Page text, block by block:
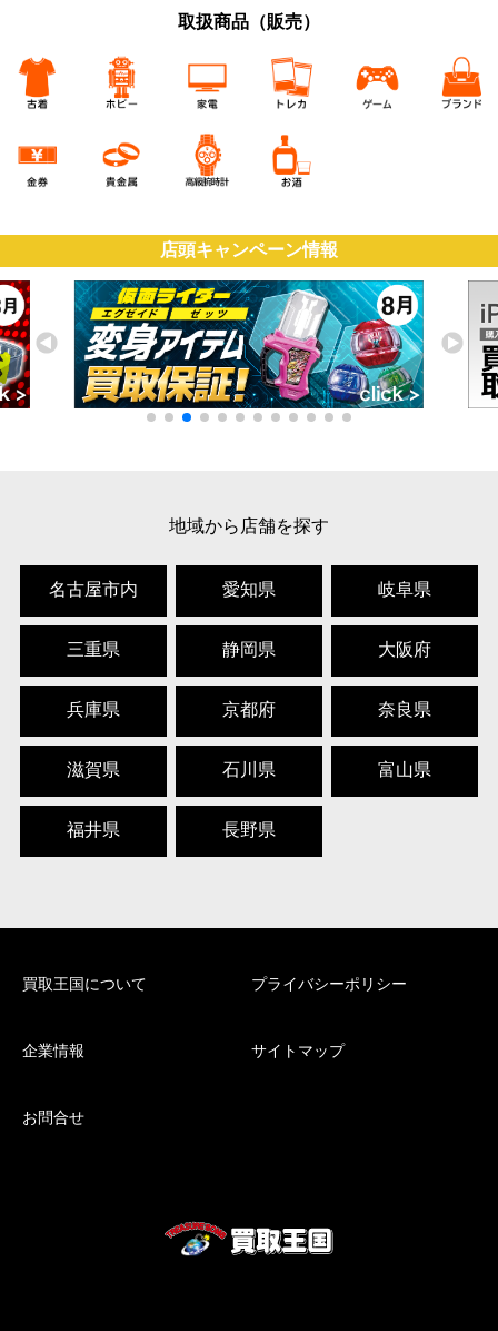
取扱商品（販売）
店頭キャンペーン情報
地域から店舗を探す
名古屋市内 愛知県 岐阜県
三重県 静岡県 大阪府
兵庫県 京都府 奈良県
滋賀県 石川県 富山県
福井県 長野県
買取王国について プライバシーポリシー
企業情報 サイトマップ
お問合せ